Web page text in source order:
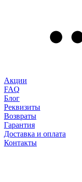
Акции
FAQ
Блог
Реквизиты
Возвраты
Гарантия
Доставка и оплата
Контакты